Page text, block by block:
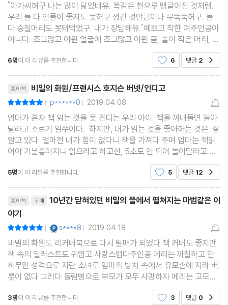
"아가씨허구 나는 많이 닮았네유. 똑같은 천으루 맹글어진 것처럼.
우리 둘 다 인물이 좋지도 못허구 생긴 것만큼이나 무뚝뚝허구. 둘
다 승질머리도 못돼먹었구. 내가 장담해유."예쁘고 착한 여주인공이
아니다. 조그많고 야윈 얼굴에 조그많고 야윈 몸, 숱이 적은 머리, 심
술궂은 표정에 얼굴색도 노란 '고약하게 생긴 아이'였다. 성질머리는
또 얼마나 못돼먹었는지. 인도에서 콜레라
6명이 이 리뷰를 추천합니다. 6 댓글 2
종이책 비밀의 화원/프랜시스 호지슨 버넷/인디고
| p******0 | 2019.04.08
엄마가 혼자 책 읽는 것을 못 견디는 우리 아이. 책을 꺼내들면 놀아
달라고 조르기 일쑤이다. 하지만, 내가 읽는 것을 좋아하는 것은 잘
알고 있다. 얼마전 내가 힘이 없다니 책을 가져다 주며 엄마는 책읽
어야 기분좋아지니 읽으라고 하고선, 5초도 안 되어 놀아달라고 하
는 걸 보면 말이다. 그런 아이가 ＜비밀의 화원＞은 어서 읽
5명이 이 리뷰를 추천합니다. 5 댓글 12
종이책 구매
10년간 닫혀있던 비밀의 뜰에서 펼쳐지는 마법같은 이
야기
| s****8 | 2019.04.18
비밀의 화원도 리커버북으로 다시 발매가 되었다 책 커버도 좋지만
책 속의 일러스트도 귀엽고 사랑스럽다주인공 메리는 까칠하고 안
하무인 성격으로 자란 소녀로 엄마의 방치 속에서 유모손에 자라 버
릇이 없다 그러다 돌림병으로 부모가 모두 사망하자 메리는 고모부
가 있는 요크셔로 오게 되고 그곳에서 메리는 사촌인 콜린을 만나게
된다 콜린은 메리와 마찬가지로 성격이 까칠하다
3명이 이 리뷰를 추천합니다. 3 댓글 0